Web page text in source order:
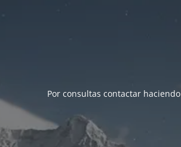
Por consultas contactar haciendo